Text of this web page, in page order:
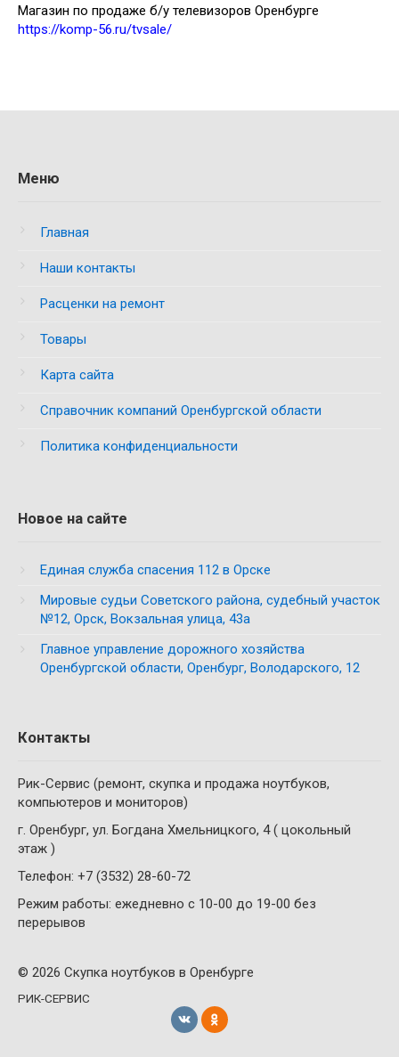
Магазин по продаже б/у телевизоров Оренбурге
https://komp-56.ru/tvsale/
Меню
Главная
Наши контакты
Расценки на ремонт
Товары
Карта сайта
Справочник компаний Оренбургской области
Политика конфиденциальности
Новое на сайте
Единая служба спасения 112 в Орске
Мировые судьи Советского района, судебный участок
№12, Орск, Вокзальная улица, 43а
Главное управление дорожного хозяйства
Оренбургской области, Оренбург, Володарского, 12
Контакты
Рик-Сервис (ремонт, скупка и продажа ноутбуков,
компьютеров и мониторов)
г. Оренбург, ул. Богдана Хмельницкого, 4 ( цокольный
этаж )
Телефон: +7 (3532) 28-60-72
Режим работы: ежедневно с 10-00 до 19-00 без
перерывов
© 2026 Скупка ноутбуков в Оренбурге
РИК-СЕРВИС